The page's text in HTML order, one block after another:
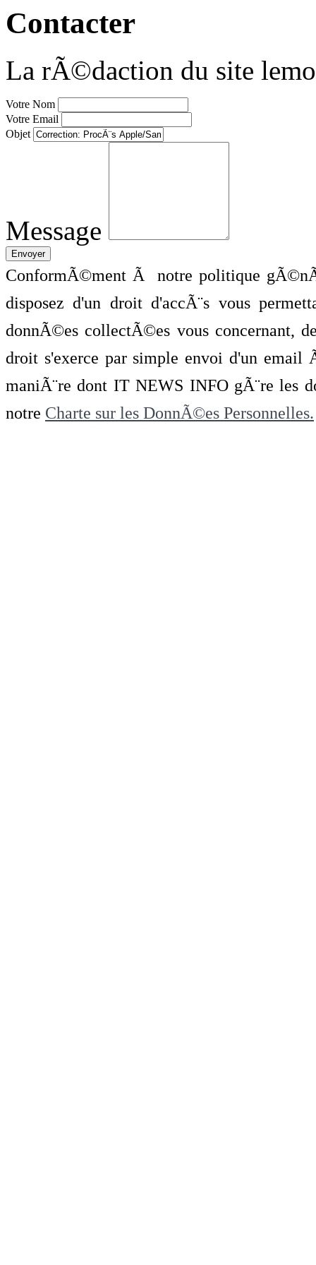
Contacter
La rÃ©daction du site
Votre Nom
Votre Email
Objet
Message
ConformÃ©ment Ã notre politique
disposez d'un droit d'accÃ¨s vous
donnÃ©es collectÃ©es vous concernant,
droit s'exerce par simple envoi d'un
maniÃ¨re dont IT NEWS INFO gÃ¨re les
notre Charte sur les DonnÃ©es Personnelles.